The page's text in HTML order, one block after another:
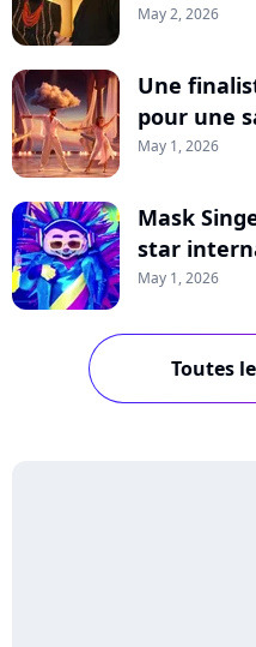
May 2, 2026
Une
pour une
May 1, 2026
Mask
star
May 1, 2026
Toutes